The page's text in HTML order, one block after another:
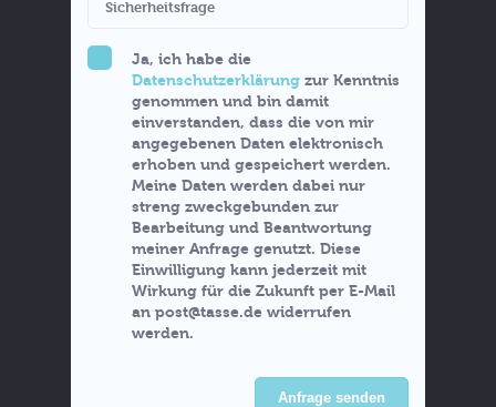
Ja, ich habe die
Datenschutzerklärung zur Kenntnis
genommen und bin damit
einverstanden, dass die von mir
angegebenen Daten elektronisch
erhoben und gespeichert werden.
Meine Daten werden dabei nur
streng zweckgebunden zur
Bearbeitung und Beantwortung
meiner Anfrage genutzt. Diese
Einwilligung kann jederzeit mit
Wirkung für die Zukunft per E-Mail
an post@tasse.de widerrufen
werden.
Anfrage senden